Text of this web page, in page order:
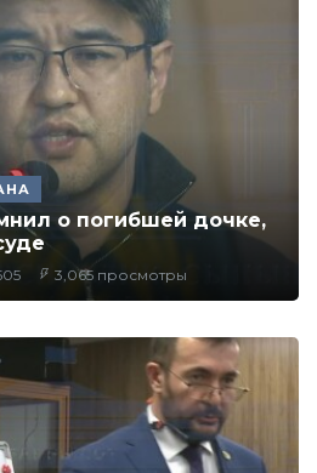
о погибшей дочке,
3,065 просмотры